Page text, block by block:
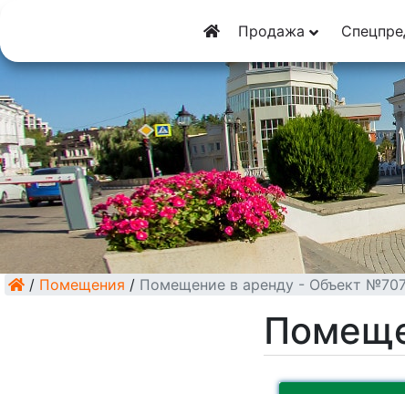
8 (928) 3054-111
Продажа
/ Помещения / Помещение в аренду - Объект